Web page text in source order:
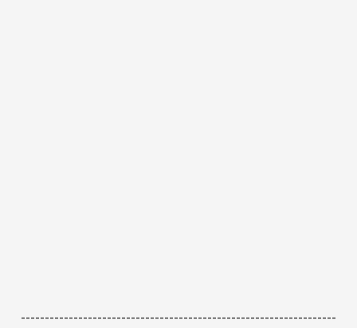
------------------------------------------------------------------